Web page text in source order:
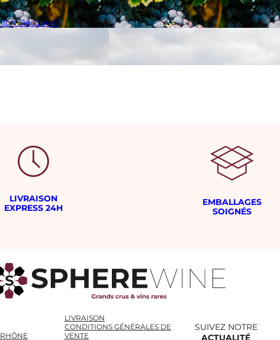
Découvrir
LIVRAISON
EXPRESS 24H
EMBALLAGES
SOIGNÉS
LIVRAISON
CONDITIONS GÉNÉRALES DE
VENTE
SUIVEZ NOTRE
ACTUALITÉ